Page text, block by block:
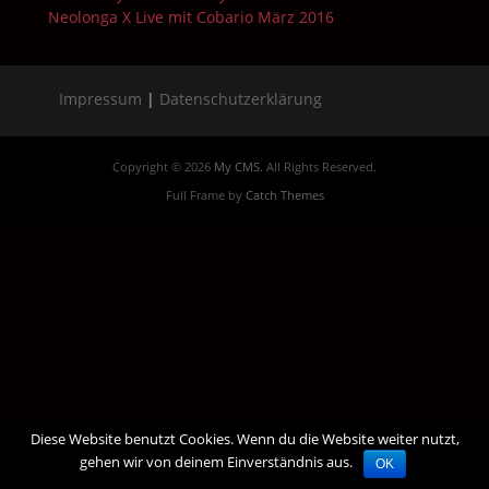
Neolonga X Live mit Cobario März 2016
Impressum | Datenschutzerklärung
Copyright © 2026 My CMS. All Rights Reserved.
Full Frame by Catch Themes
Diese Website benutzt Cookies. Wenn du die Website weiter nutzt,
gehen wir von deinem Einverständnis aus.
OK